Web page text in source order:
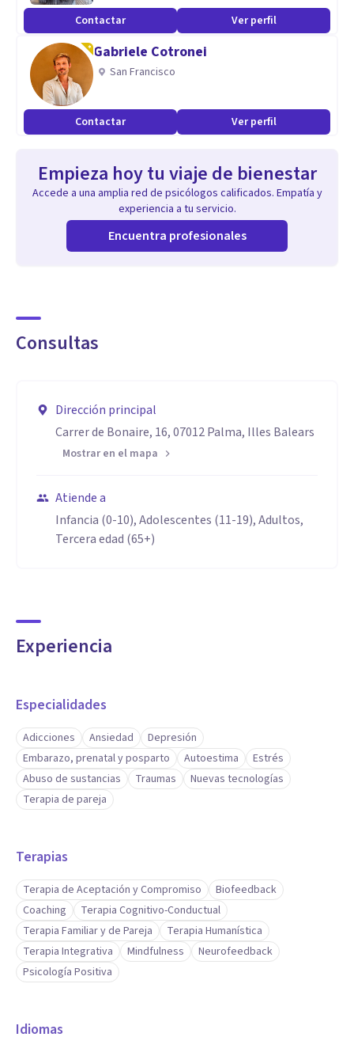
Contactar Ver perfil
Gabriele Cotronei
San Francisco
Contactar Ver perfil
Empieza hoy tu viaje de bienestar
Accede a una amplia red de psicólogos calificados. Empatía y
experiencia a tu servicio.
Encuentra profesionales
Consultas
Dirección principal
Carrer de Bonaire, 16, 07012 Palma, Illes Balears
Mostrar en el mapa
Atiende a
Infancia (0-10), Adolescentes (11-19), Adultos,
Tercera edad (65+)
Experiencia
Especialidades
Adicciones Ansiedad
Depresión
Embarazo, prenatal y posparto
Autoestima
Estrés
Abuso de sustancias
Traumas
Nuevas tecnologías
Terapia de pareja
Terapias
Terapia de Aceptación y Compromiso
Biofeedback
Coaching
Terapia Cognitivo-Conductual
Terapia Familiar y de Pareja
Terapia Humanística
Terapia Integrativa
Mindfulness
Neurofeedback
Psicología Positiva
Idiomas